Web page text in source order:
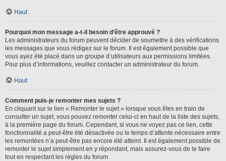
Haut
Pourquoi mon message a-t-il besoin d’être approuvé ?
Les administrateurs du forum peuvent décider de soumettre à des vérifications
les messages que vous rédigez sur le forum. Il est également possible que
vous ayez été placé dans un groupe d’utilisateurs aux permissions limitées.
Pour plus d’informations, veuillez contacter un administrateur du forum.
Haut
Comment puis-je remonter mes sujets ?
En cliquant sur le lien « Remonter le sujet » lorsque vous êtes en train de
consulter un sujet, vous pouvez remonter celui-ci en haut de la liste des sujets,
à la première page du forum. Cependant, si vous ne voyez pas ce lien, cette
fonctionnalité a peut-être été désactivée ou le temps d’attente nécessaire entre
les remontées n’a peut-être pas encore été atteint. Il est également possible de
remonter le sujet simplement en y répondant, mais assurez-vous de le faire
tout en respectant les règles du forum.